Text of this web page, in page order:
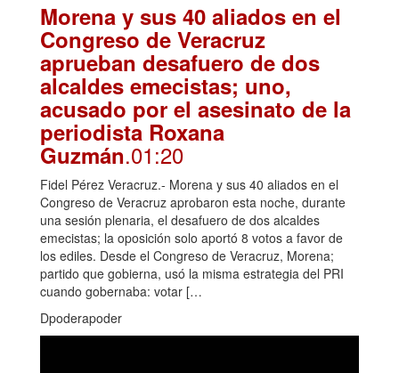
Morena y sus 40 aliados en el
Congreso de Veracruz
aprueban desafuero de dos
alcaldes emecistas; uno,
acusado por el asesinato de la
periodista Roxana
Guzmán.01:20
Fidel Pérez Veracruz.- Morena y sus 40 aliados en el
Congreso de Veracruz aprobaron esta noche, durante
una sesión plenaria, el desafuero de dos alcaldes
emecistas; la oposición solo aportó 8 votos a favor de
los ediles. Desde el Congreso de Veracruz, Morena;
partido que gobierna, usó la misma estrategia del PRI
cuando gobernaba: votar […
Dpoderapoder